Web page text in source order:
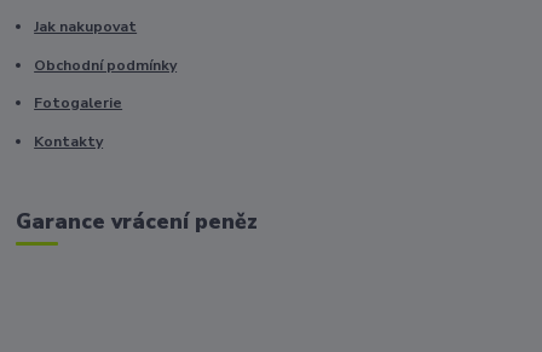
Jak nakupovat
Obchodní podmínky
Fotogalerie
Kontakty
Garance vrácení peněz